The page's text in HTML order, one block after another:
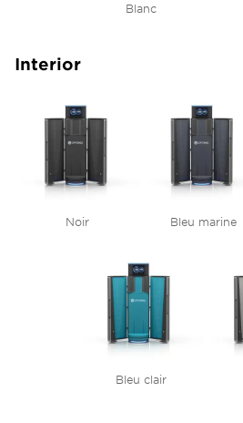
Blanc
Interior
Noir Bleu marine
Bleu clair